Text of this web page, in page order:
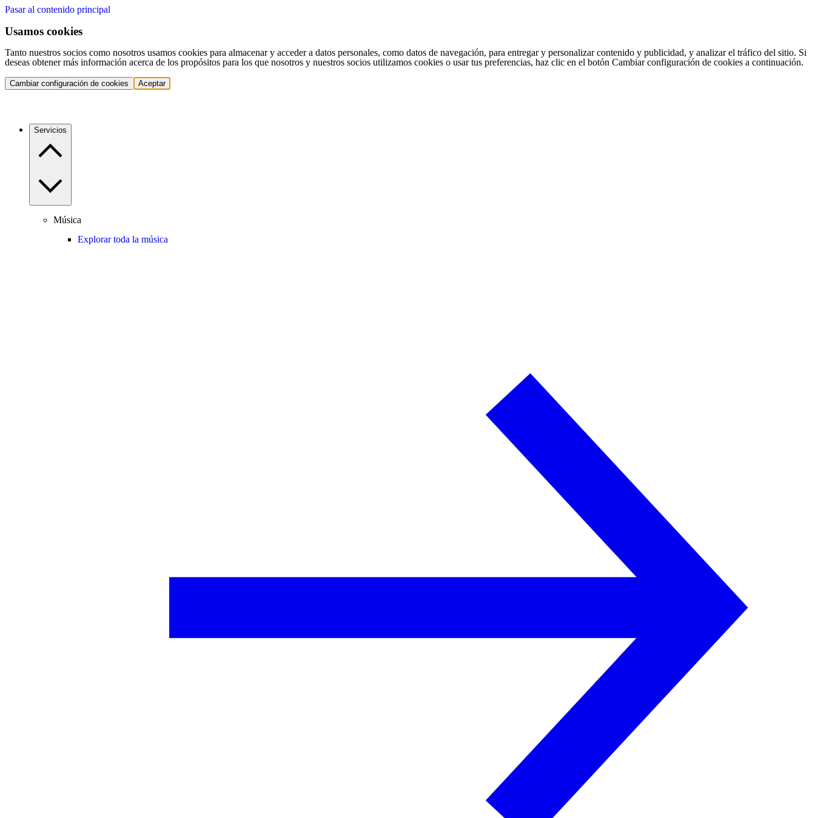
Pasar al contenido principal
Usamos cookies
Tanto nuestros socios como nosotros usamos cookies para almacenar y acceder a datos personales, como datos de navegación, para entregar y personalizar contenido y publicidad, y analizar el tráfico del sitio. Si
deseas obtener más información acerca de los propósitos para los que nosotros y nuestros socios utilizamos cookies o usar tus preferencias, haz clic en el botón Cambiar configuración de cookies a continuación.
Cambiar configuración de cookies Aceptar
Servicios
Música
Explorar toda la música